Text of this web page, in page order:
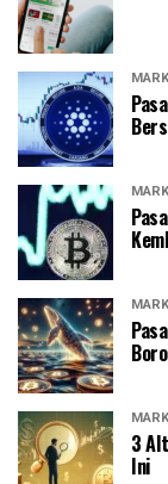
3
Ini